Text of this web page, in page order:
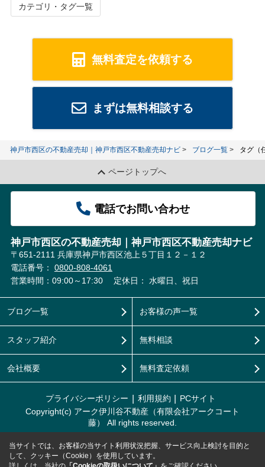
カテゴリ・タグ一覧
無料査定を依頼する
まずは無料相談する
神戸市西区の不動産売却｜神戸市西区不動産売却ナビ ブログ一覧 タグ（
ページトップへ
電話でお問い合わせ
神戸市西区の不動産売却｜神戸市西区不動産売却ナビ
〒651-2111 兵庫県神戸市西区池上５丁目１２－１２
電話番号： 0800-808-4061
営業時間：09:00～17:30
定休日： 水曜日、祝日
ブログ一覧
スタッフ紹介
会社概要
お客様の声一覧
無料相談
無料査定依頼
プライバシーポリシー 利用規約
PCサイト
Copyright(c) アーク伊川谷不動産（有限会社アークコート
藤） All rights reserved.
当サイトでは、お客様の当サイト利用状況把握、サービス向上検討を目的と
して、クッキー（Cookie）を使用しています。